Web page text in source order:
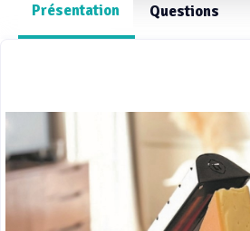
Présentation Questions